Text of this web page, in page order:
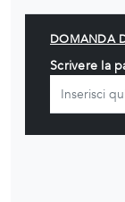
DOMANDA
Scrivere la